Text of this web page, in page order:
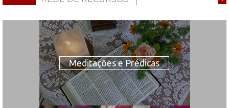
Meditações e Prédicas